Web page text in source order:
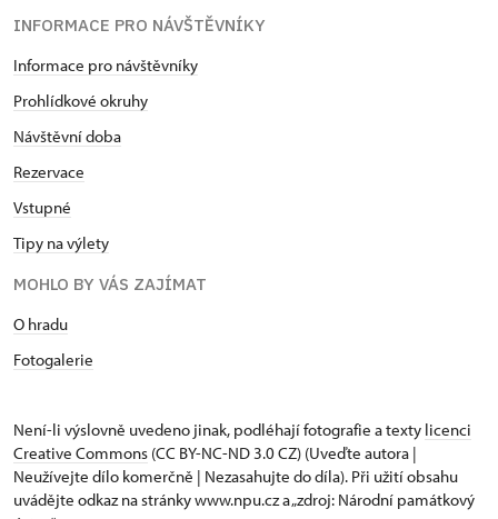
INFORMACE PRO NÁVŠTĚVNÍKY
Informace pro návštěvníky
Prohlídkové okruhy
Návštěvní doba
Rezervace
Vstupné
Tipy na výlety
MOHLO BY VÁS ZAJÍMAT
O hradu
Fotogalerie
Není-li výslovně uvedeno jinak, podléhají fotografie a texty licenci
Creative Commons (CC BY-NC-ND 3.0 CZ) (Uveďte autora |
Neužívejte dílo komerčně | Nezasahujte do díla). Při užití obsahu
uvádějte odkaz na stránky www.npu.cz a „zdroj: Národní památkový